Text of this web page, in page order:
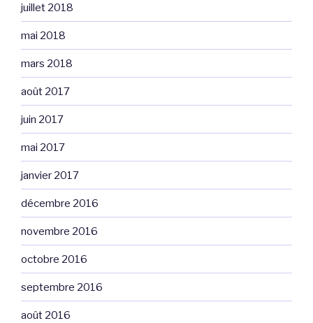
juillet 2018
mai 2018
mars 2018
août 2017
juin 2017
mai 2017
janvier 2017
décembre 2016
novembre 2016
octobre 2016
septembre 2016
août 2016